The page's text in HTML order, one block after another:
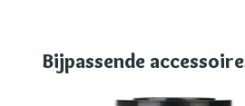
Bijpassende